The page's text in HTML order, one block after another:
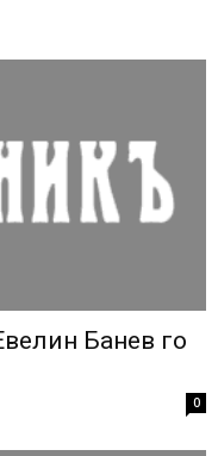
Банев го
0